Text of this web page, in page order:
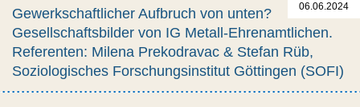
06.06.2024
Gewerkschaftlicher Aufbruch von unten?
Gesellschaftsbilder von IG Metall-Ehrenamtlichen.
Referenten: Milena Prekodravac & Stefan Rüb,
Soziologisches Forschungsinstitut Göttingen (SOFI)